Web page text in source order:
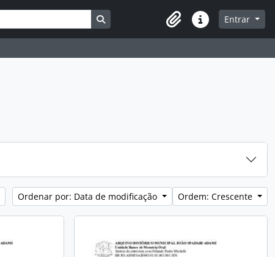
Busque na página de navegação
Atalhos Entrar
Ordenar por: Data de modificação Ordem: Crescente